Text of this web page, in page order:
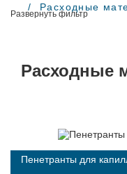
Расходные
Развернуть фильтр
Расходные
Пенетранты для